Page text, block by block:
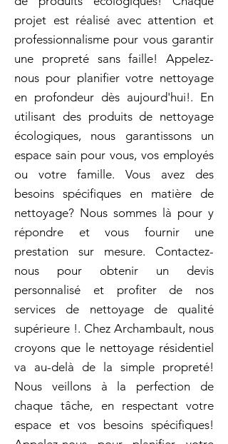
projet est réalisé avec attention et
professionnalisme pour vous garantir
une propreté sans faille! Appelez-
nous pour planifier votre nettoyage
en profondeur dès aujourd'hui!. En
utilisant des produits de nettoyage
écologiques, nous garantissons un
espace sain pour vous, vos employés
ou votre famille. Vous avez des
besoins spécifiques en matière de
nettoyage? Nous sommes là pour y
répondre et vous fournir une
prestation sur mesure. Contactez-
nous pour obtenir un devis
personnalisé et profiter de nos
services de nettoyage de qualité
supérieure !. Chez Archambault, nous
croyons que le nettoyage résidentiel
va au-delà de la simple propreté!
Nous veillons à la perfection de
chaque tâche, en respectant votre
espace et vos besoins spécifiques!